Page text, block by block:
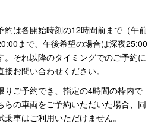
約は各開始時刻の12時間前まで（午前
まで、午後希望の場合は深夜25:00
。それ以降のタイミングでのご予約に
お問い合わせください。
りご予約でき、指定の4時間の枠内で
らの車両をご予約いただいた場合、同
車はご利用いただけません。